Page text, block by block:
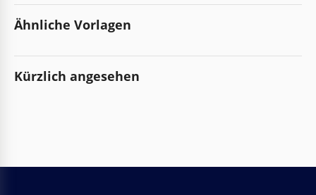
Ähnliche Vorlagen
Kürzlich angesehen